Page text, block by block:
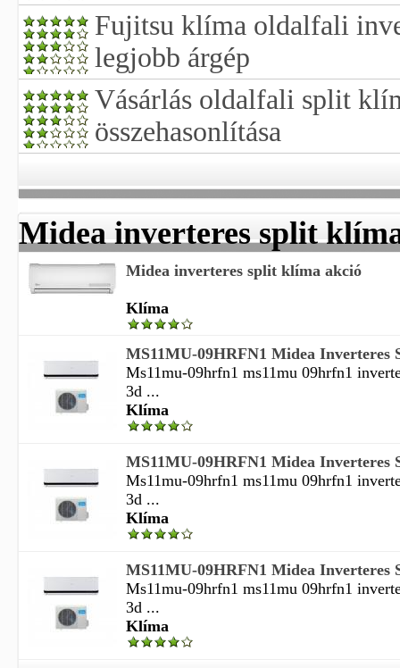
Fujitsu klíma oldalfali
legjobb árgép
Vásárlás oldalfali split
összehasonlítása
Midea inverteres split
Midea inverteres split klíma akció
Klíma
MS11MU-09HRFN1 Midea Inverteres
Ms11mu-09hrfn1 ms11mu 09hrfn1
3d ...
Klíma
MS11MU-09HRFN1 Midea Inverteres
Ms11mu-09hrfn1 ms11mu 09hrfn1
3d ...
Klíma
MS11MU-09HRFN1 Midea Inverteres
Ms11mu-09hrfn1 ms11mu 09hrfn1
3d ...
Klíma